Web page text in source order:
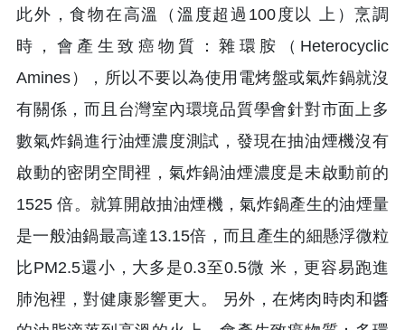
此外，食物在高溫（溫度超過100度以 上）烹調
時，會產生致癌物質：雜環胺（Heterocyclic
Amines），所以不要以為使用電烤盤或氣炸鍋就沒
有關係，而且台灣室內環境品質學會針對市面上多
數氣炸鍋進行油煙濃度測試，發現在抽油煙機沒有
啟動的密閉空間裡，氣炸鍋油煙濃度是未啟動前的
1525 倍。就算開啟抽油煙機，氣炸鍋產生的油煙量
是一般油鍋最高達13.15倍，而且產生的細懸浮微粒
比PM2.5還小，大多是0.3至0.5微 米，更容易跑進
肺泡裡，對健康影響更大。 另外，在烤肉時肉和醬